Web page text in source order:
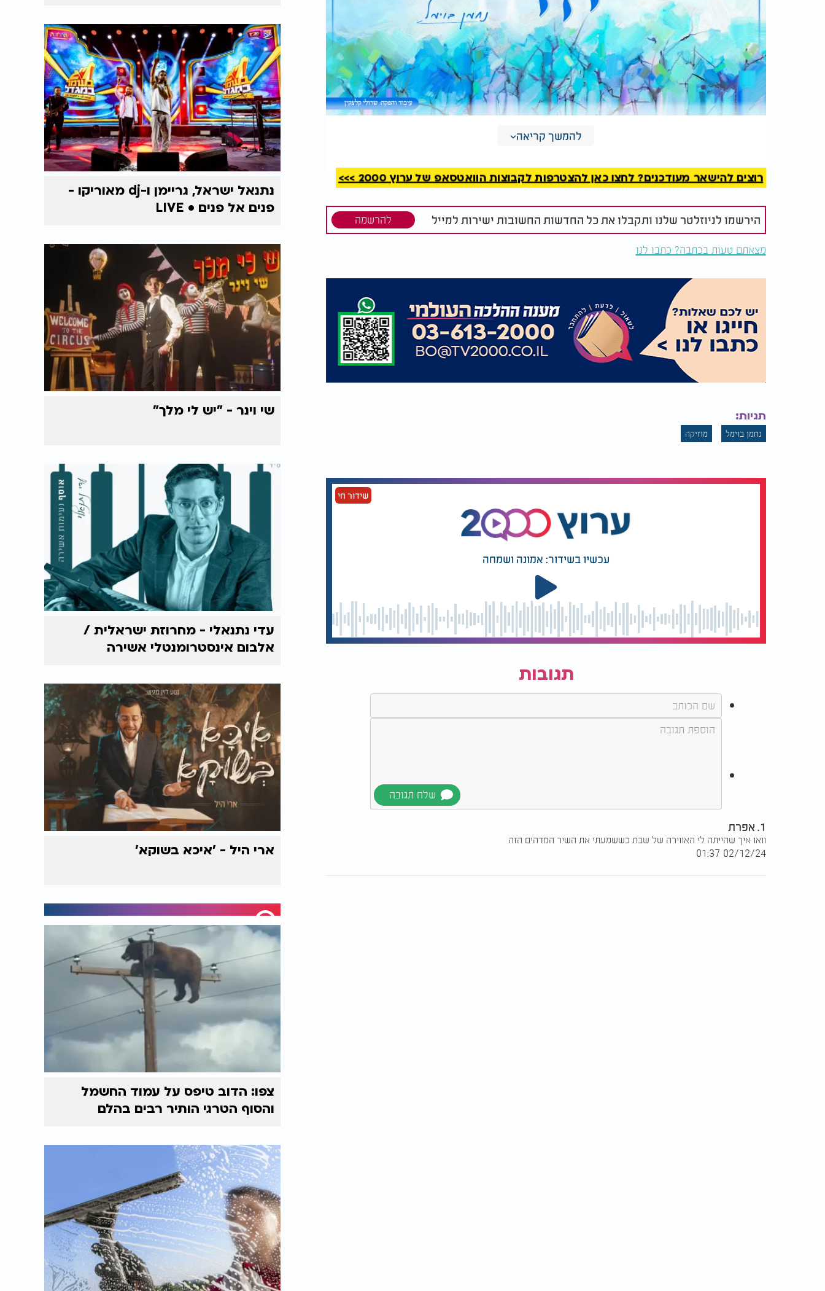
להמשך קריאה
רוצים להישאר מעודכנים? לחצו כאן להצטרפות לקבוצות הוואטסאפ של ערוץ 2000 >>>
הירשמו לניוזלטר שלנו ותקבלו את כל החדשות החשובות ישירות למייל להרשמה
מצאתם טעות בכתבה? כתבו לנו
תגיות:
נחמן בוימל מוזיקה
שידור חי
עכשיו בשידור: אמונה ושמחה
תגובות
1. אפרת
וואו איך שהייתה לי האווירה של שבת כששמעתי את השיר המדהים הזה
02/12/24 01:37
נתנאל ישראל, גריימן ו-dj מאוריקו -
פנים אל פנים • LIVE
שי וינר - "יש לי מלך"
עדי נתנאלי - מחרוזת ישראלית /
אלבום אינסטרומנטלי אשירה
ארי היל - 'איכא בשוקא'
צפו: הדוב טיפס על עמוד החשמל
והסוף הטרגי הותיר רבים בהלם